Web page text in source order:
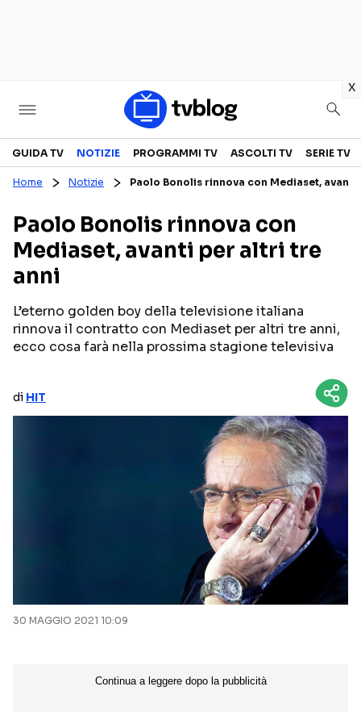
x
Televisione
CANALI TV
PROGRAMMI TV
PERSONAGGI TV
SERIE TV
REALITY SHOW
Streaming
AMAZON PRIME VIDEO
DAZN
PARAMOUNT+
RETROSCENA
INTERVISTE
RUBRICHE
GUIDA TV NOTIZIE PROGRAMMI TV ASCOLTI TV SERIE TV
Home Notizie Paolo Bonolis rinnova con Mediaset,
Paolo Bonolis rinnova con
Mediaset, avanti per altri tre
anni
L’eterno golden boy della televisione italiana
rinnova il contratto con Mediaset per altri tre anni,
ecco cosa farà nella prossima stagione televisiva
di HIT
30 MAGGIO 2021 10:09